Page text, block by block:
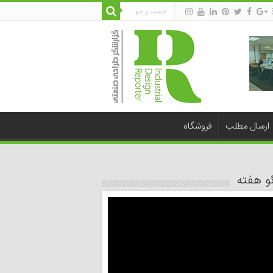
ارسال مطلب فروشگاه
هفته